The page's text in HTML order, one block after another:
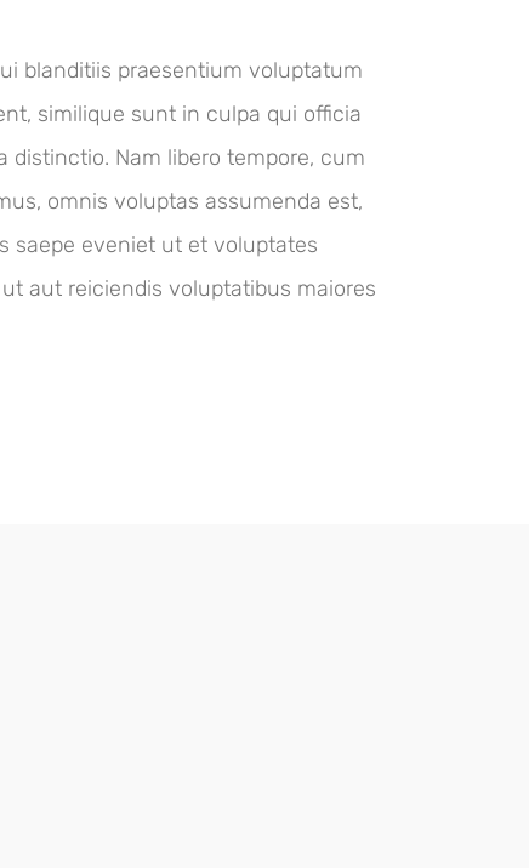
blanditiis praesentium voluptatum
similique sunt in culpa qui officia
Nam libero tempore, cum
omnis voluptas assumenda est,
saepe eveniet ut et voluptates
aut reiciendis voluptatibus maiores